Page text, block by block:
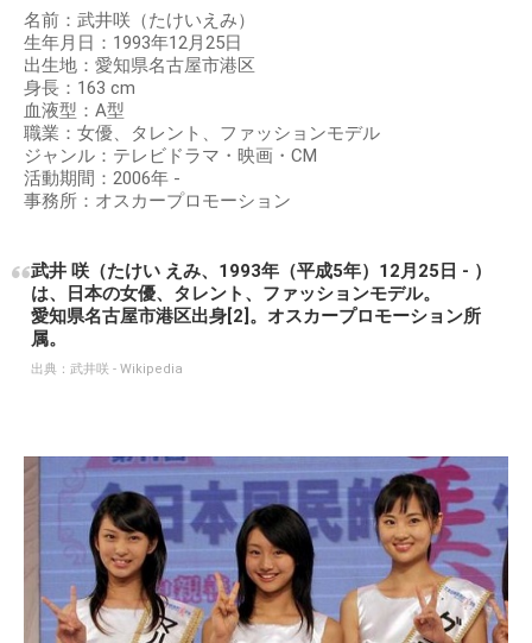
プロフィール
名前：武井咲（たけいえみ）
生年月日：1993年12月25日
出生地：愛知県名古屋市港区
ジャンル：テレビドラマ・映画・CM
活動期間：2006年 -
事務所：オスカープロモーション
武井 咲（たけい えみ、1993年（平成5年）12月25日 - ）
は、日本の女優、タレント、ファッションモデル。
愛知県名古屋市港区出身[2]。オスカープロモーション所
属。